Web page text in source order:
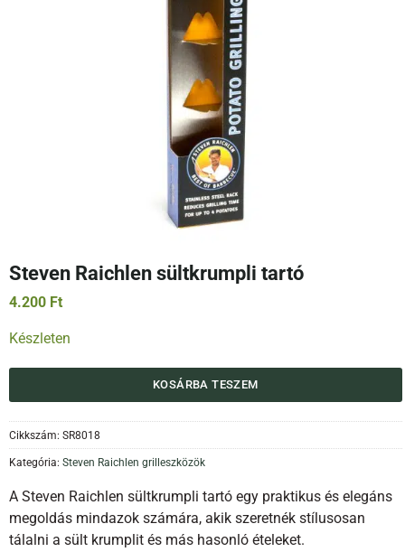
Steven Raichlen sültkrumpli tartó
4.200 Ft
Készleten
KOSÁRBA TESZEM
Cikkszám: SR8018
Kategória: Steven Raichlen grilleszközök
A Steven Raichlen sültkrumpli tartó egy praktikus és elegáns
megoldás mindazok számára, akik szeretnék stílusosan
tálalni a sült krumplit és más hasonló ételeket.